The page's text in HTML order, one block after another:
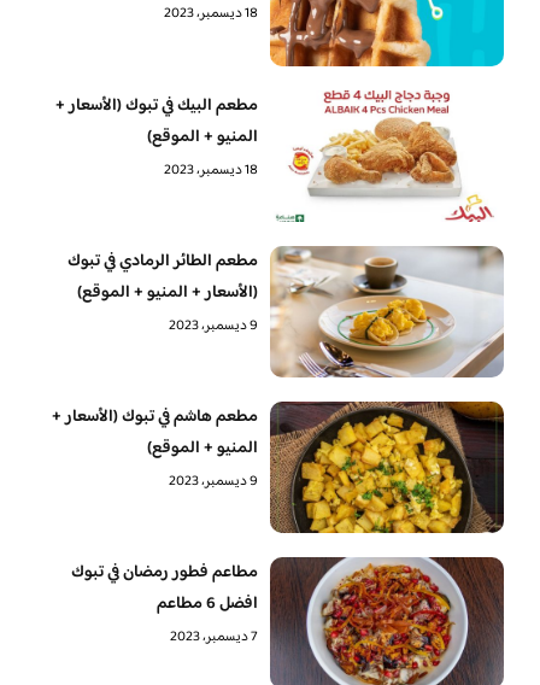
18 ديسمبر، 2023
مطعم البيك في تبوك (الأسعار +
المنيو + الموقع)
18 ديسمبر، 2023
مطعم الطائر الرمادي في تبوك
(الأسعار + المنيو + الموقع)
9 ديسمبر، 2023
مطعم هاشم في تبوك (الأسعار +
المنيو + الموقع)
9 ديسمبر، 2023
مطاعم فطور رمضان في تبوك
افضل 6 مطاعم
7 ديسمبر، 2023